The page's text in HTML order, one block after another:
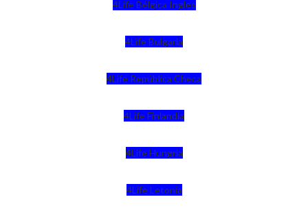
4Life Bélgica Ingles
4Life Bulgaria
4Life República Checa
4Life Finlandia
4Life Hungria
4Life Letonia